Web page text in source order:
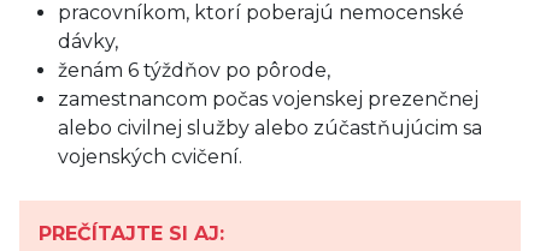
pracovníkom, ktorí poberajú nemocenské
dávky,
ženám 6 týždňov po pôrode,
zamestnancom počas vojenskej prezenčnej
alebo civilnej služby alebo zúčastňujúcim sa
vojenských cvičení.
PREČÍTAJTE SI AJ: